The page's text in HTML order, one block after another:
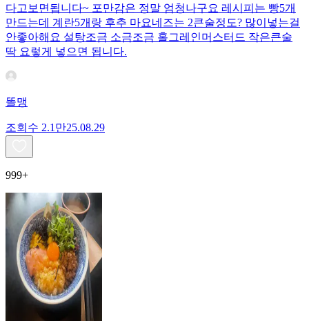
다고보면됩니다~ 포만감은 정말 엄청나구요 레시피는 빵5개
만드는데 계란5개랑 후추 마요네즈는 2큰술정도? 많이넣는걸
안좋아해요 설탕조금 소금조금 홀그레인머스터드 작은큰술
딱 요렇게 넣으면 됩니다.
똘맹
조회수 2.1만25.08.29
999+